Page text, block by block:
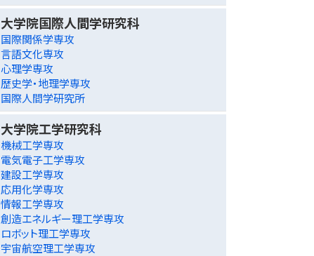
大学院国際人間学研究科
国際関係学専攻
言語文化専攻
心理学専攻
歴史学・地理学専攻
国際人間学研究所
大学院工学研究科
機械工学専攻
電気電子工学専攻
建設工学専攻
応用化学専攻
情報工学専攻
創造エネルギー理工学専攻
ロボット理工学専攻
宇宙航空理工学専攻